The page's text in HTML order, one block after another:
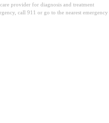
provider for diagnosis and treatment
call 911 or go to the nearest emergency